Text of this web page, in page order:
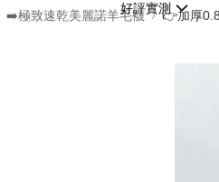
好評實測
➡️極致速乾美麗諾羊毛襪 👉️加厚